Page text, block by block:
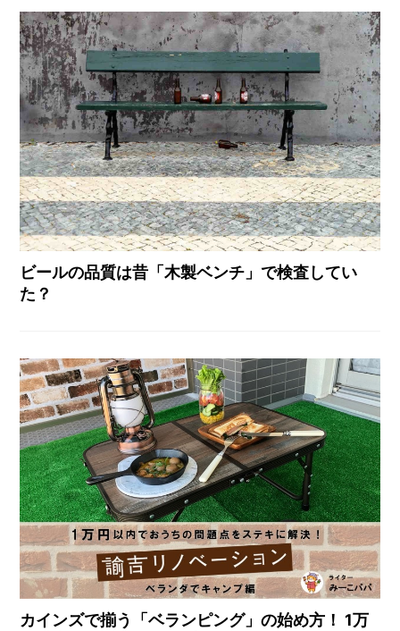
ビールの品質は昔「木製ベンチ」で検査してい
た？
カインズで揃う「ベランピング」の始め方！ 1万